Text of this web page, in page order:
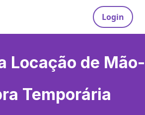
Login
Locação de Mão-
Temporária